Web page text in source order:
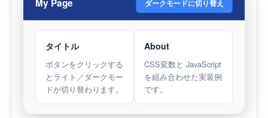
My Page ダークモードに切り替え
タイトル
ボタンをクリックする
とライト／ダークモー
ドが切り替わります。
About
CSS変数と JavaScript
を組み合わせた実装例
です。